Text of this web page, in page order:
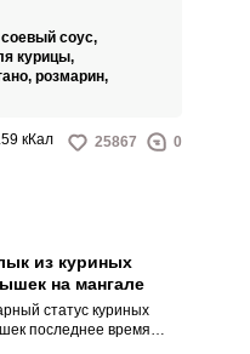
быстрота
идеально
для любителей
и еды на природе.
соевый соус,
курицы,
розмарин,
кКал 25867 0
из куриных
на мангале
статус куриных
последнее время